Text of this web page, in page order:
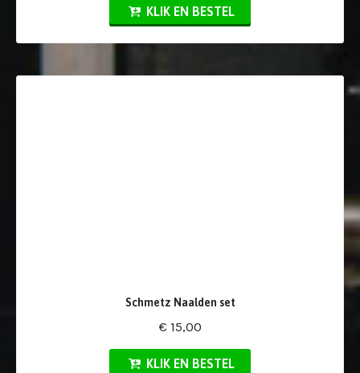
KLIK EN BESTEL
Schmetz Naalden set
€ 15,00
KLIK EN BESTEL